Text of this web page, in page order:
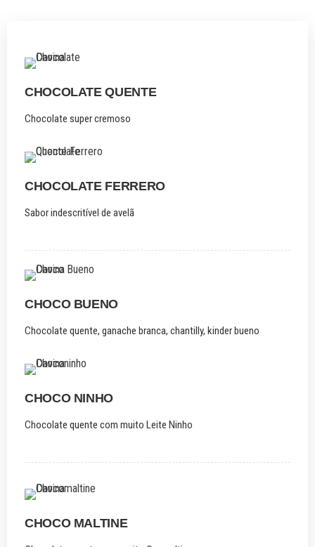
CHOCOLATE QUENTE
Chocolate super cremoso
CHOCOLATE FERRERO
Sabor indescritível de avelã
CHOCO BUENO
Chocolate quente, ganache branca, chantilly, kinder bueno
CHOCO NINHO
Chocolate quente com muito Leite Ninho
CHOCO MALTINE